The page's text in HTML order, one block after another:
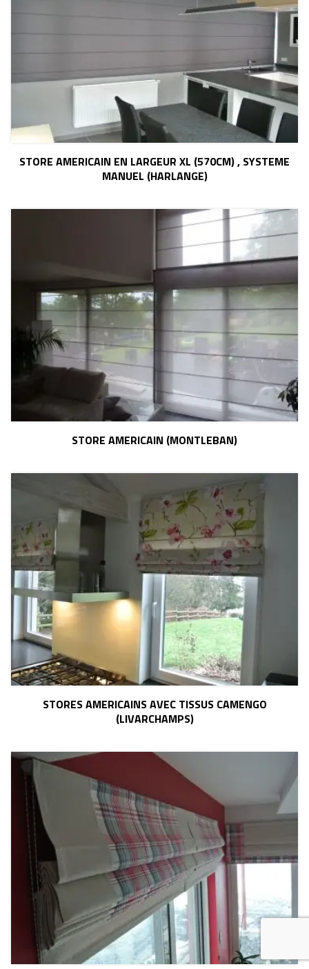
STORE AMERICAIN EN LARGEUR XL (570CM) , SYSTEME
MANUEL (HARLANGE)
STORE AMERICAIN (MONTLEBAN)
STORES AMERICAINS AVEC TISSUS CAMENGO
(LIVARCHAMPS)